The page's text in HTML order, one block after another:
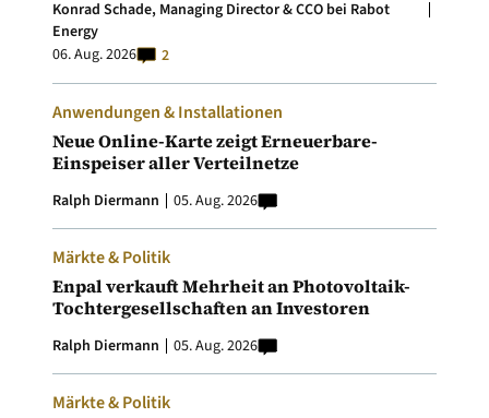
Konrad Schade, Managing Director & CCO bei Rabot
Energy
06. Aug. 2026
2
Anwendungen & Installationen
Neue Online-Karte zeigt Erneuerbare-
Einspeiser aller Verteilnetze
Ralph Diermann 05. Aug. 2026
Märkte & Politik
Enpal verkauft Mehrheit an Photovoltaik-
Tochtergesellschaften an Investoren
Ralph Diermann 05. Aug. 2026
Märkte & Politik